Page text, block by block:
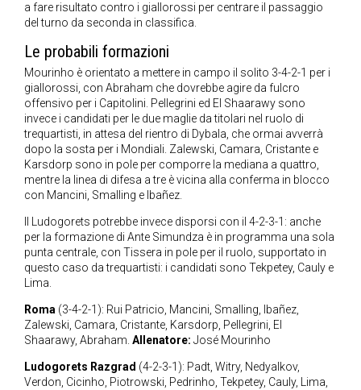
a fare risultato contro i giallorossi per centrare il passaggio
del turno da seconda in classifica.
Le probabili formazioni
Mourinho è orientato a mettere in campo il solito 3-4-2-1 per i
giallorossi, con Abraham che dovrebbe agire da fulcro
offensivo per i Capitolini. Pellegrini ed El Shaarawy sono
invece i candidati per le due maglie da titolari nel ruolo di
trequartisti, in attesa del rientro di Dybala, che ormai avverrà
dopo la sosta per i Mondiali. Zalewski, Camara, Cristante e
Karsdorp sono in pole per comporre la mediana a quattro,
mentre la linea di difesa a tre è vicina alla conferma in blocco
con Mancini, Smalling e Ibañez.
Il Ludogorets potrebbe invece disporsi con il 4-2-3-1: anche
per la formazione di Ante Simundza è in programma una sola
punta centrale, con Tissera in pole per il ruolo, supportato in
questo caso da trequartisti: i candidati sono Tekpetey, Cauly e
Lima.
Roma (3-4-2-1): Rui Patricio, Mancini, Smalling, Ibañez,
Zalewski, Camara, Cristante, Karsdorp, Pellegrini, El
Shaarawy, Abraham. Allenatore: José Mourinho
Ludogorets Razgrad (4-2-3-1): Padt, Witry, Nedyalkov,
Verdon, Cicinho, Piotrowski, Pedrinho, Tekpetey, Cauly, Lima,